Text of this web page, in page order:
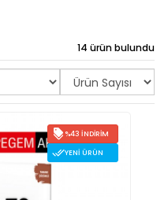
14 ürün bulundu
%43 İNDIRIM
YENI ÜRÜN